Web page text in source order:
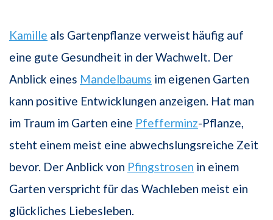
Kamille als Gartenpflanze verweist häufig auf
eine gute Gesundheit in der Wachwelt. Der
Anblick eines Mandelbaums im eigenen Garten
kann positive Entwicklungen anzeigen. Hat man
im Traum im Garten eine Pfefferminz-Pflanze,
steht einem meist eine abwechslungsreiche Zeit
bevor. Der Anblick von Pfingstrosen in einem
Garten verspricht für das Wachleben meist ein
glückliches Liebesleben.